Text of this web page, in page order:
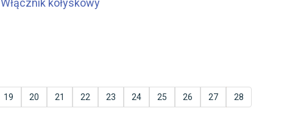
Włącznik kołyskowy
19 20 21 22 23 24 25 26 27 28